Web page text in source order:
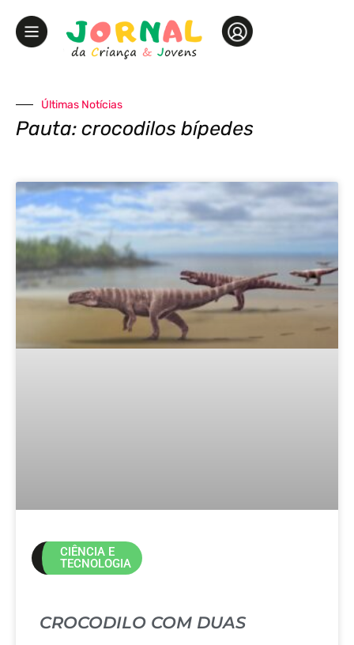
Últimas Notícias
Pauta: crocodilos bípedes
CIÊNCIA E
TECNOLOGIA
CROCODILO COM DUAS